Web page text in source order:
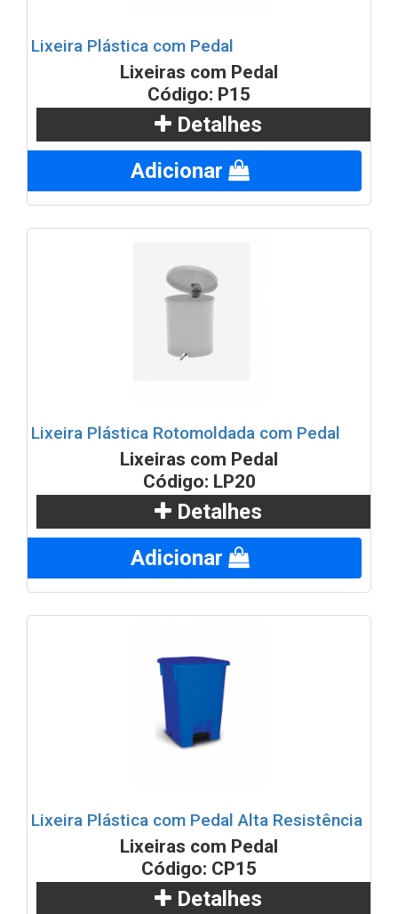
Lixeira Plástica com Pedal
Lixeiras com Pedal
Código: P15
Detalhes
Adicionar
Lixeira Plástica Rotomoldada com Pedal
Lixeiras com Pedal
Código: LP20
Detalhes
Adicionar
Lixeira Plástica com Pedal Alta Resistência
Lixeiras com Pedal
Código: CP15
Detalhes